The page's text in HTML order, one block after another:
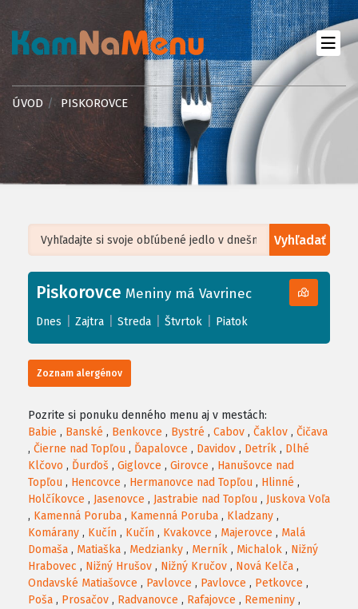
ÚVOD PISKOROVCE
Vyhľadať
+
−
Leaflet| ©OpenStreetMap, Tiles courtesy ofHumanitarian OpenStreetMap
Piskorovce Meniny má Vavrinec
Dnes Zajtra Streda Štvrtok Piatok
Zoznam alergénov
Pozrite si ponuku denného menu aj v mestách:
Babie , Banské , Benkovce , Bystré , Cabov , Čaklov , Čičava
, Čierne nad Topľou , Ďapalovce , Davidov , Detrík , Dlhé
Klčovo , Ďurďoš , Giglovce , Girovce , Hanušovce nad
Topľou , Hencovce , Hermanovce nad Topľou , Hlinné ,
Holčíkovce , Jasenovce , Jastrabie nad Topľou , Juskova Voľa
, Kamenná Poruba , Kamenná Poruba , Kladzany ,
Komárany , Kučín , Kučín , Kvakovce , Majerovce , Malá
Domaša , Matiaška , Medzianky , Merník , Michalok , Nižný
Hrabovec , Nižný Hrušov , Nižný Kručov , Nová Kelča ,
Ondavské Matiašovce , Pavlovce , Pavlovce , Petkovce ,
Poša , Prosačov , Radvanovce , Rafajovce , Remeniny ,